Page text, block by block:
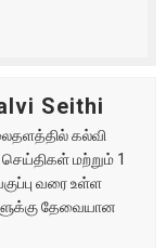
Seithi
கல்வி
மற்றும் 1
வரை உள்ள
தேவையான